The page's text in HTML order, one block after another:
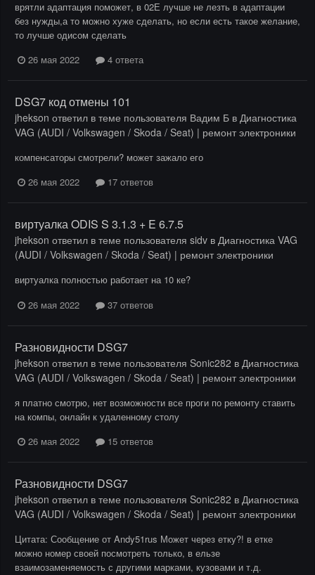
врятли адаптация поможет, в 02Е лучше не лезть в адаптации
без нужды,а то можно хуже сделать, но если есть такое желание,
то лучше одисом сделать
26 мая 2022
4 ответа
DSG7 код отмены 101
jhekson ответил в теме пользователя Вадим Б в Диагностика
VAG (AUDI / Volkswagen / Skoda / Seat) | ремонт электроники
компенсаторы смотрели? может зажало его
26 мая 2022
17 ответов
виртуалка ODIS S 3.1.3 + E 6.7.5
jhekson ответил в теме пользователя sidv в Диагностика VAG
(AUDI / Volkswagen / Skoda / Seat) | ремонт электроники
виртуалка полностью работает на 10 ке?
26 мая 2022
37 ответов
Разновидности DSG7
jhekson ответил в теме пользователя Sonic282 в Диагностика
VAG (AUDI / Volkswagen / Skoda / Seat) | ремонт электроники
я платно смотрю, нет возможности все проги по ремонту ставить
на компы, онлайн к удаленному столу
26 мая 2022
15 ответов
Разновидности DSG7
jhekson ответил в теме пользователя Sonic282 в Диагностика
VAG (AUDI / Volkswagen / Skoda / Seat) | ремонт электроники
Цитата: Сообщение от Andy51rus Может через етку?! в етке
можно номер своей посмотреть только, в ельзе
взаимозаменяемость с другими марками, кузовами и т.д.